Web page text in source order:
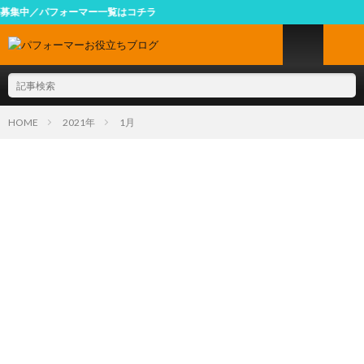
一覧はコチラ
HOME 2021年 1月